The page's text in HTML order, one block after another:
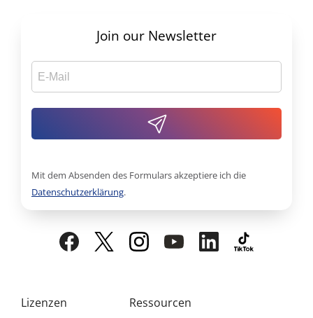
Lizenzen
Ressourcen
Join our Newsletter
Mit dem Absenden des Formulars akzeptiere ich die
Datenschutzerklärung.